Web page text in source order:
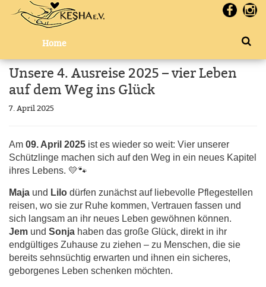
Home
Unsere 4. Ausreise 2025 – vier Leben
auf dem Weg ins Glück
7. April 2025
Am 09. April 2025 ist es wieder so weit: Vier unserer
Schützlinge machen sich auf den Weg in ein neues Kapitel
ihres Lebens. 💛🐾
Maja und Lilo dürfen zunächst auf liebevolle Pflegestellen
reisen, wo sie zur Ruhe kommen, Vertrauen fassen und
sich langsam an ihr neues Leben gewöhnen können.
Jem und Sonja haben das große Glück, direkt in ihr
endgültiges Zuhause zu ziehen – zu Menschen, die sie
bereits sehnsüchtig erwarten und ihnen ein sicheres,
geborgenes Leben schenken möchten.